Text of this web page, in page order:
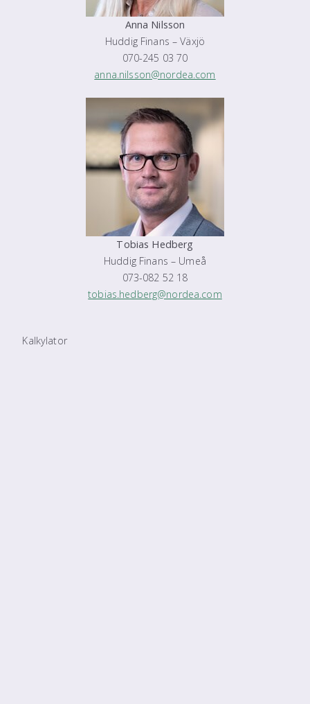
Anna Nilsson
Huddig Finans – Växjö
070-245 03 70
anna.nilsson@nordea.com
Tobias Hedberg
Huddig Finans – Umeå
073-082 52 18
tobias.hedberg@nordea.com
Kalkylator